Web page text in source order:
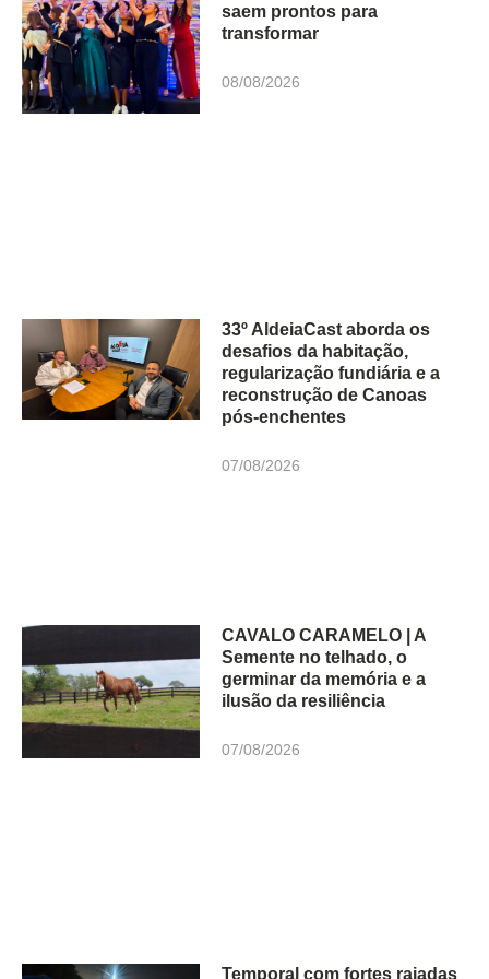
saem prontos para
transformar
08/08/2026
33º AldeiaCast aborda os
desafios da habitação,
regularização fundiária e a
reconstrução de Canoas
pós-enchentes
07/08/2026
CAVALO CARAMELO | A
Semente no telhado, o
germinar da memória e a
ilusão da resiliência
07/08/2026
Temporal com fortes rajadas